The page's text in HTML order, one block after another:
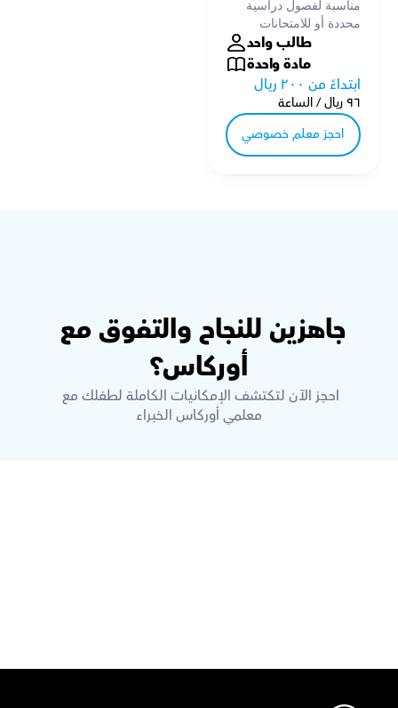
محددة أو للامتحانات
طالب واحد
مادة واحدة
ابتداءً من ٢٠٠ ريال
٩٦ ريال / الساعة
احجز معلم خصوصي
أوركاس؟
معلمي أوركاس الخبراء
قم بتحميل تطبيق أوركاس